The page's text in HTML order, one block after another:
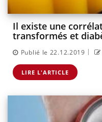
Il existe une
transformés et
Publié le 22.12.2019 |
LIRE L'ARTICLE